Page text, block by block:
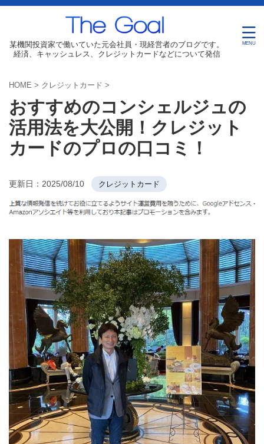
某機関投資家で働いていた元会社員・現経営者のブログです。
経済、キャッシュレス、クレジットカードなどについて発信
HOME > クレジットカード >
おすすめのコンシェルジュの
活用法を大公開！クレジット
カードのプロの口コミ！
更新日： 2025/08/10 クレジットカード